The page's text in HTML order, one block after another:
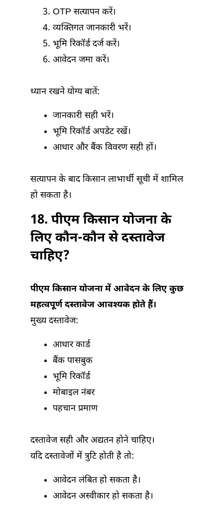
OTP सत्यापन करें।
व्यक्तिगत जानकारी भरें।
भूमि रिकॉर्ड दर्ज करें।
आवेदन जमा करें।
ध्यान रखने योग्य बातें:
जानकारी सही भरें।
भूमि रिकॉर्ड अपडेट रखें।
आधार और बैंक विवरण सही हों।
सत्यापन के बाद किसान लाभार्थी सूची में शामिल
हो सकता है।
18. पीएम किसान योजना के
लिए कौन-कौन से दस्तावेज
चाहिए?
पीएम किसान योजना में आवेदन के लिए कुछ
महत्वपूर्ण दस्तावेज आवश्यक होते हैं।
मुख्य दस्तावेज:
आधार कार्ड
बैंक पासबुक
भूमि रिकॉर्ड
मोबाइल नंबर
पहचान प्रमाण
दस्तावेज सही और अद्यतन होने चाहिए।
यदि दस्तावेजों में त्रुटि होती है तो:
आवेदन लंबित हो सकता है।
आवेदन अस्वीकार हो सकता है।